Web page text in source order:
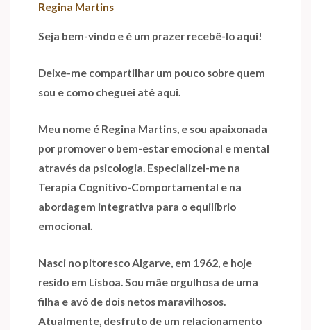
Regina Martins
Seja bem-vindo e é um prazer recebê-lo aqui!
Deixe-me compartilhar um pouco sobre quem
sou e como cheguei até aqui.
Meu nome é Regina Martins, e sou apaixonada
por promover o bem-estar emocional e mental
através da psicologia. Especializei-me na
Terapia Cognitivo-Comportamental e na
abordagem integrativa para o equilíbrio
emocional.
Nasci no pitoresco Algarve, em 1962, e hoje
resido em Lisboa. Sou mãe orgulhosa de uma
filha e avó de dois netos maravilhosos.
Atualmente, desfruto de um relacionamento